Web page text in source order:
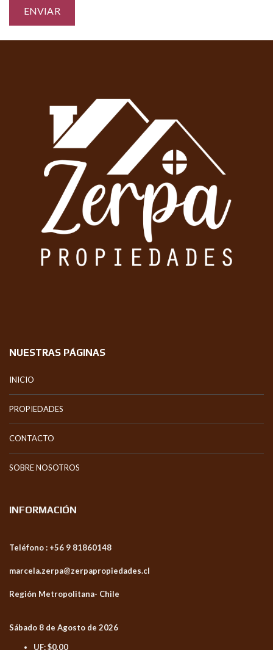
NUESTRAS PÁGINAS
INICIO
PROPIEDADES
CONTACTO
SOBRE NOSOTROS
INFORMACIÓN
Teléfono : +56 9 81860148
marcela.zerpa@zerpapropiedades.cl
Región Metropolitana- Chile
Sábado 8 de Agosto de 2026
UF:$0,00